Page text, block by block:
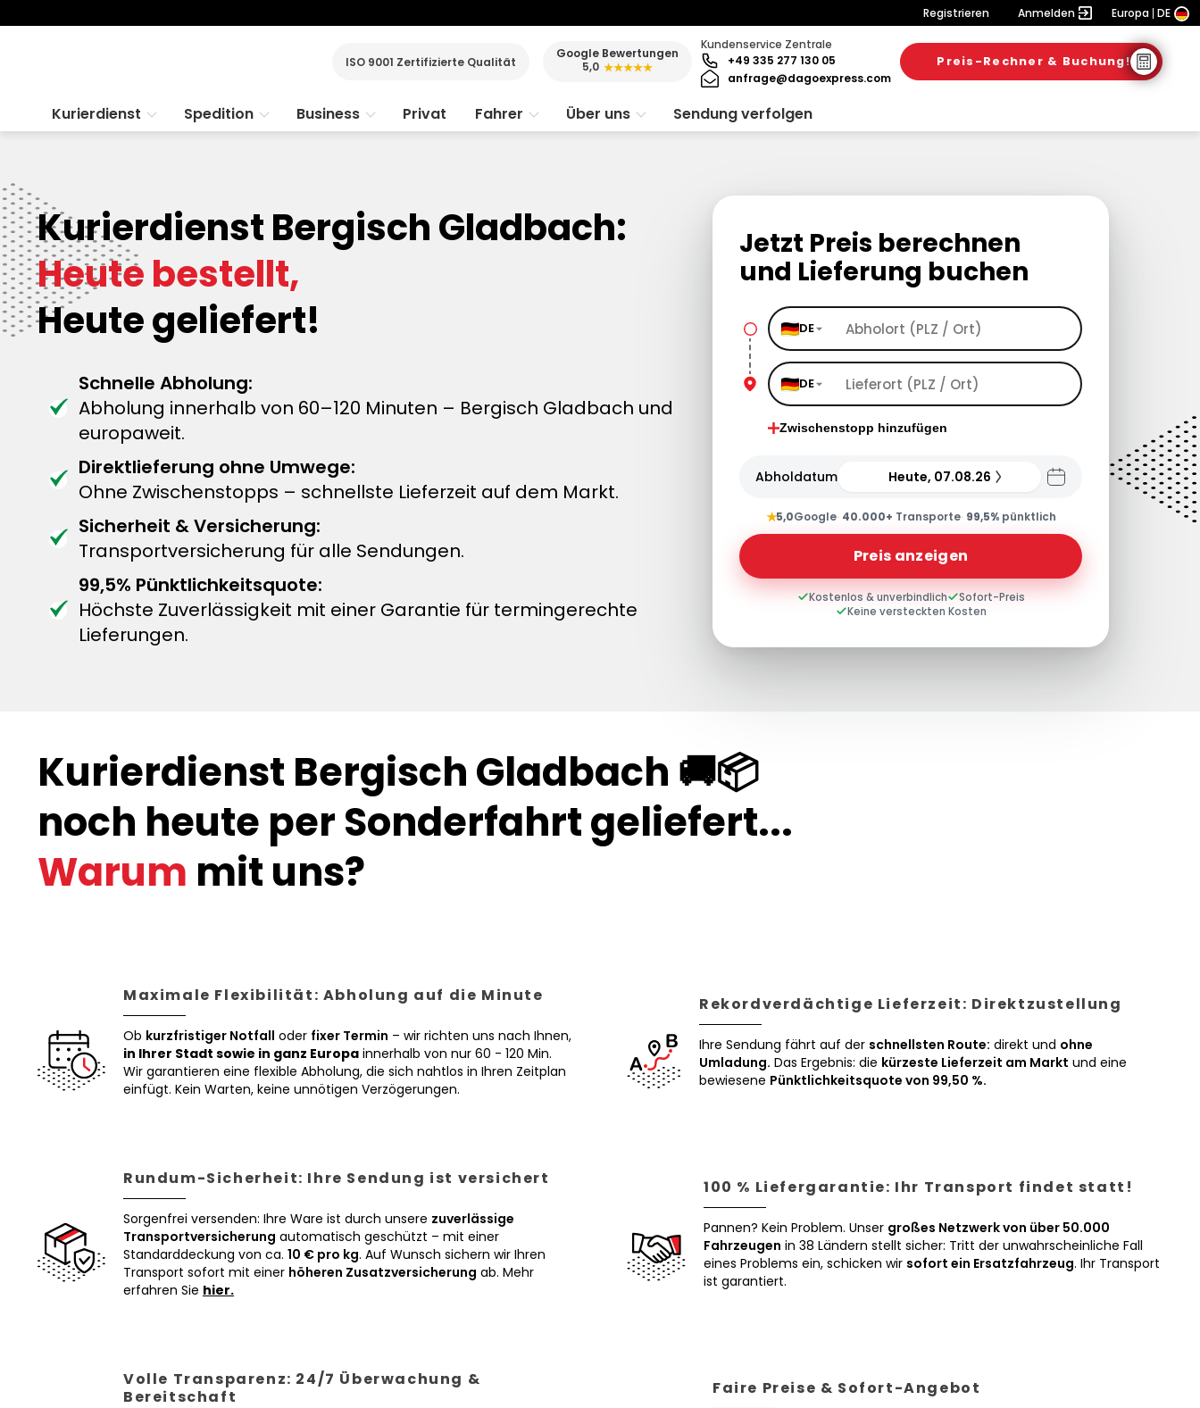
Registrieren Anmelden Europa DE
ISO 9001 Zertifizierte Qualität
Google Bewertungen
5,0 ★★★★★
Kundenservice Zentrale
+49 335 277 130 05
anfrage@dagoexpress.com
Preis-Rechner & Buchung!
Kurierdienst Spedition Business Privat Fahrer Über uns Sendung verfolgen
Kurierdienst Bergisch Gladbach:
Heute bestellt,
Heute geliefert!
Schnelle Abholung:
Abholung innerhalb von 60–120 Minuten – Bergisch Gladbach und
europaweit.
Direktlieferung ohne Umwege:
Ohne Zwischenstopps – schnellste Lieferzeit auf dem Markt.
Sicherheit & Versicherung:
Transportversicherung für alle Sendungen.
99,5% Pünktlichkeitsquote:
Höchste Zuverlässigkeit mit einer Garantie für termingerechte
Lieferungen.
Jetzt Preis berechnen
und Lieferung buchen
DE
DE
Zwischenstopp hinzufügen
Abholdatum Heute, 07.08.26
★5,0Google· 40.000+ Transporte· 99,5%pünktlich
Preis anzeigen
Kostenlos & unverbindlich
Sofort-Preis
Keine versteckten Kosten
Kurierdienst Bergisch Gladbach 🚚📦
noch heute per Sonderfahrt geliefert...
Warum mit uns?
Maximale Flexibilität: Abholung auf die Minute
Ob kurzfristiger Notfall oder fixer Termin – wir richten uns nach Ihnen,
in Ihrer Stadt sowie in ganz Europa innerhalb von nur 60 - 120 Min.
Wir garantieren eine flexible Abholung, die sich nahtlos in Ihren Zeitplan
einfügt. Kein Warten, keine unnötigen Verzögerungen.
Rekordverdächtige Lieferzeit: Direktzustellung
Ihre Sendung fährt auf der schnellsten Route: direkt und ohne
Umladung. Das Ergebnis: die kürzeste Lieferzeit am Markt und eine
bewiesene Pünktlichkeitsquote von 99,50 %.
Rundum-Sicherheit: Ihre Sendung ist versichert
Sorgenfrei versenden: Ihre Ware ist durch unsere zuverlässige
Transportversicherung automatisch geschützt – mit einer
Standarddeckung von ca. 10 € pro kg. Auf Wunsch sichern wir Ihren
Transport sofort mit einer höheren Zusatzversicherung ab. Mehr
erfahren Sie hier.
100 % Liefergarantie: Ihr Transport findet statt!
Pannen? Kein Problem. Unser großes Netzwerk von über 50.000
Fahrzeugen in 38 Ländern stellt sicher: Tritt der unwahrscheinliche Fall
eines Problems ein, schicken wir sofort ein Ersatzfahrzeug. Ihr Transport
ist garantiert.
Volle Transparenz: 24/7 Überwachung &
Bereitschaft
Faire Preise & Sofort-Angebot